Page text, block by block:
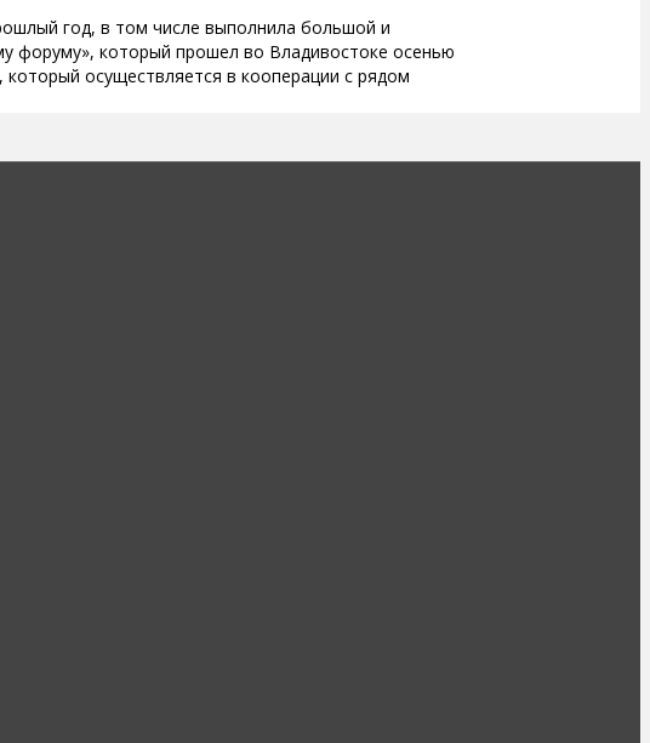
год, в том числе выполнила большой и
форуму», который прошел во Владивостоке осенью
осуществляется в кооперации с рядом